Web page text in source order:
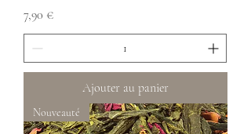
Prix
7,90 €
Ajouter au panier
Nouveauté